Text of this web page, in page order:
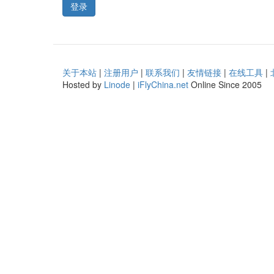
登录
关于本站 | 注册用户 | 联系我们 | 友情链接 | 在线工具 |
Hosted by Linode | iFlyChina.net Online Since 2005